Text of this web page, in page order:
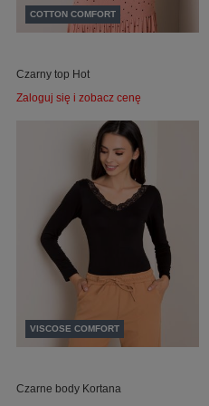
COTTON COMFORT
Czarny top Hot
Zaloguj się i zobacz cenę
VISCOSE COMFORT
Czarne body Kortana